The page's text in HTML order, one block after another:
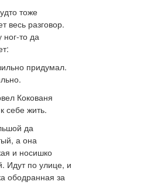
тоже
весь разговор.
ног-то да
придумал.
Кокованя
себе жить.
да
а она
и носишко
Идут по улице, и
ободранная за